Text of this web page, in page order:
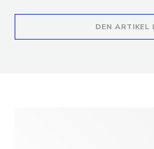
DEN ARTIKEL